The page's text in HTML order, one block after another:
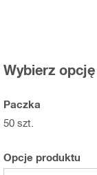
Wybierz opcję
Paczka
50 szt.
Opcje produktu